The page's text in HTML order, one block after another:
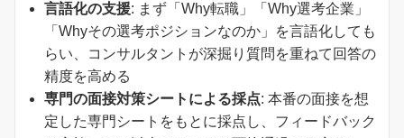
言語化の支援: まず「Why転職」「Why選考企業」
「Whyその選考ポジションなのか」を言語化しても
らい、コンサルタントが深掘り質問を重ねて回答の
精度を高める
専門の面接対策シートによる採点: 本番の面接を想
定した専門シートをもとに採点し、フィードバック